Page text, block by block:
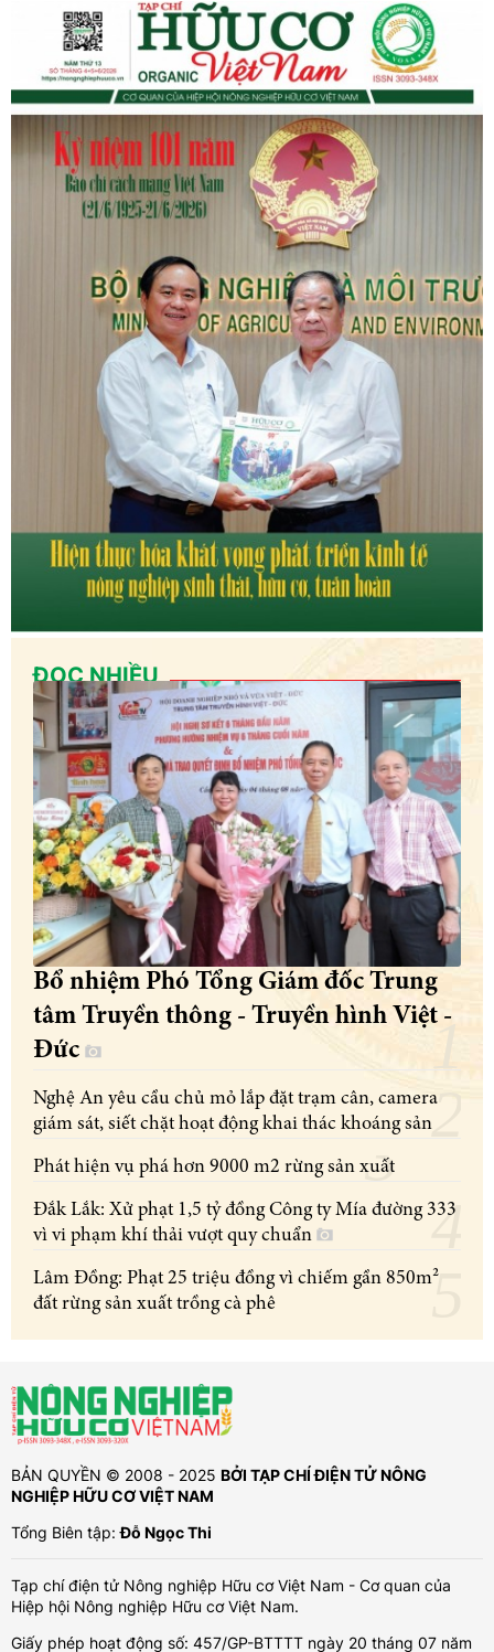
ĐỌC NHIỀU
Bổ nhiệm Phó Tổng Giám đốc Trung
tâm Truyền thông - Truyền hình Việt -
Đức
Nghệ An yêu cầu chủ mỏ lắp đặt trạm cân, camera
giám sát, siết chặt hoạt động khai thác khoáng sản
Phát hiện vụ phá hơn 9000 m2 rừng sản xuất
Đắk Lắk: Xử phạt 1,5 tỷ đồng Công ty Mía đường 333
vì vi phạm khí thải vượt quy chuẩn
Lâm Đồng: Phạt 25 triệu đồng vì chiếm gần 850m²
đất rừng sản xuất trồng cà phê
BẢN QUYỀN © 2008 - 2025 BỞI TẠP CHÍ ĐIỆN TỬ NÔNG
NGHIỆP HỮU CƠ VIỆT NAM
Tổng Biên tập:Đỗ Ngọc Thi
Tạp chí điện tử Nông nghiệp Hữu cơ Việt Nam - Cơ quan của
Hiệp hội Nông nghiệp Hữu cơ Việt Nam.
Giấy phép hoạt động số: 457/GP-BTTTT ngày 20 tháng 07 năm